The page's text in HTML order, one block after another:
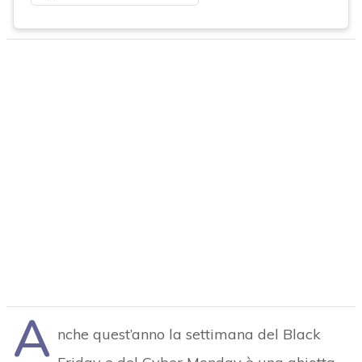
A nche quest’anno la settimana del Black